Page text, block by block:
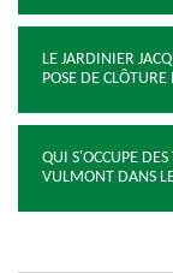
LE JARDINIER
POSE DE
QUI S'OCCUPE
VULMONT DANS